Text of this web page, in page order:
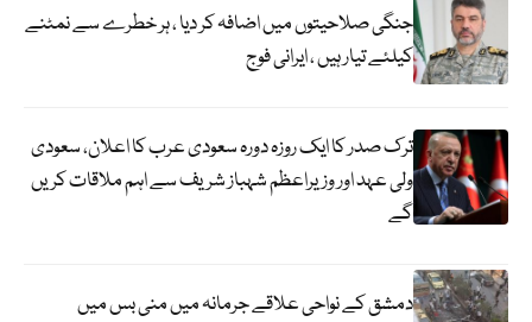
جنگی صلاحیتوں میں اضافہ کر دیا ، ہر خطرے سے نمٹنے
کیلئے تیار ہیں ، ایرانی فوج
ترک صدر کا ایک روزہ دورہ سعودی عرب کا اعلان، سعودی
ولی عہد اور وزیراعظم شہباز شریف سے اہم ملاقات کریں
گے
دمشق کے نواحی علاقے جرمانہ میں منی بس میں